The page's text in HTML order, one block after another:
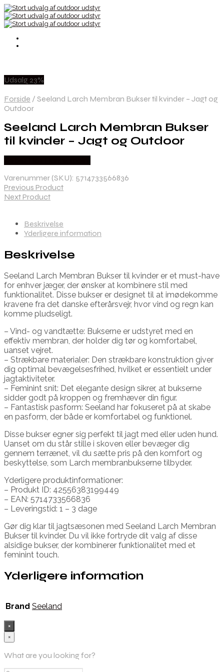
Udsalg 23%
Forside / Seeland Larch Membran Bukser til kvinder – Jagt og
Outdoor
Seeland Larch Membran Bukser
til kvinder – Jagt og Outdoor
Varenummer (SKU): 5714733566836
Previous Product
Next Product
Beskrivelse
Yderligere information
Beskrivelse
Seeland Larch Membran Bukser til kvinder er et must-have
for enhver jæger, der ønsker at kombinere stil med
funktionalitet. Disse bukser er designet til at imødekomme
kravene fra det danske efterårsvejr, hvor vind og regn kan
komme pludseligt.
– Vind- og vandtætte: Bukserne er udstyret med en
effektiv membran, der holder dig tør og komfortabel,
uanset vejret.
– Strækbare materialer: Den strækbare konstruktion giver
dig optimal bevægelsesfrihed, hvilket er essentielt under
jagtaktiviteter.
– Feminint snit: Det elegante design sikrer, at bukserne
sidder godt på kroppen og fremhæver din figur.
– Fantastisk pasform: Seeland har fokuseret på at skabe
en pasform, der både er komfortabel og funktionel.
Disse bukser egner sig perfekt til jagt med eller uden hund.
Uanset om du står stille i skoven eller bevæger dig
gennem terrænet, vil du sætte pris på den komfort og
beskyttelse, som Larch membranbukserne tilbyder.
Yderligere produktinformationer:
– Produkt ID: 42556383199449
– EAN: 5714733566836
– Leveringstid: 1 – 3 dage
Gør dig klar til jagtsæsonen med Seeland Larch Membran
Bukser til kvinder. Du vil ikke fortryde dit valg af disse
alsidige bukser, der kombinerer funktionalitet med et
feminint touch.
Yderligere information
Brand Seeland
×
×
What are you looking for?